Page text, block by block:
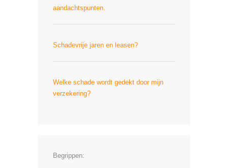
aandachtspunten.
Schadevrije jaren en leasen?
Welke schade wordt gedekt door mijn
verzekering?
Begrippen: